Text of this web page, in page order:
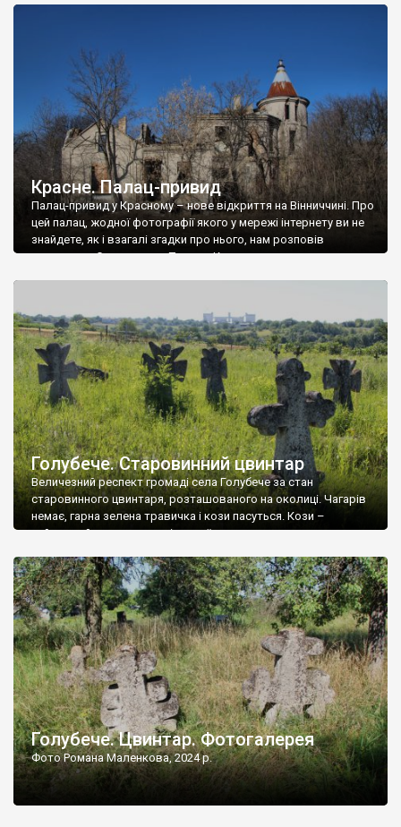
Красне. Палац-привид
Палац-привид у Красному – нове відкриття на Вінниччині. Про
цей палац, жодної фотографії якого у мережі інтернету ви не
знайдете, як і взагалі згадки про нього, нам розповів
мешканець Самгородка. Палац у Красному вразив не лише
Голубече. Старовинний цвинтар
Величезний респект громаді села Голубече за стан
старовинного цвинтаря, розташованого на околиці. Чагарів
немає, гарна зелена травичка і кози пасуться. Кози –
найкращий регулятор шкідливої, для старих кладовищ,
бруньками, кози ті бруньки обгризають, бо то улюблений
делікатес. На цвинтарі у Голубечому ціла колекція
різноманітних форм хрестів. Село відносно невелике, […]
Голубече. Цвинтар. Фотогалерея
Фото Романа Маленкова, 2024 р.